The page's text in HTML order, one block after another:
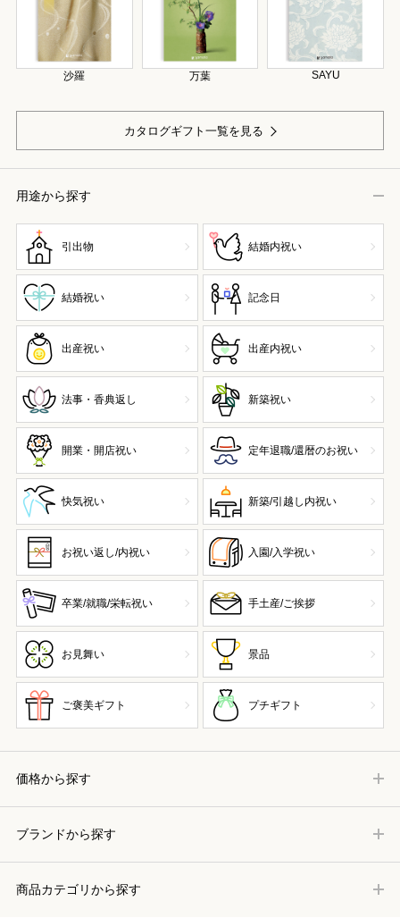
沙羅 万葉 SAYU
カタログギフト一覧を見る
用途から探す
引出物 結婚内祝い
結婚祝い 記念日
出産祝い 出産内祝い
法事・香典返し 新築祝い
開業・開店祝い 定年退職/還暦のお祝い
快気祝い 新築/引越し内祝い
お祝い返し/内祝い 入園/入学祝い
卒業/就職/栄転祝い 手土産/ご挨拶
お見舞い 景品
ご褒美ギフト プチギフト
価格から探す
ブランドから探す
商品カテゴリから探す